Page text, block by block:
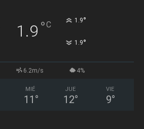
1.9 °C 1.9°
1.9°
6.2m/s 4%
MIÉ
11 °
JUE
12°
VIE
9°